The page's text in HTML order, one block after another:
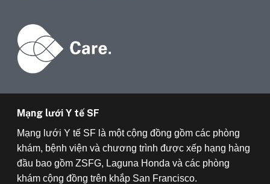
Mạng lưới Y tế SF
Mạng lưới Y tế SF là một cộng đồng gồm các phòng
khám, bệnh viện và chương trình được xếp hạng hàng
đầu bao gồm ZSFG, Laguna Honda và các phòng
khám cộng đồng trên khắp San Francisco.